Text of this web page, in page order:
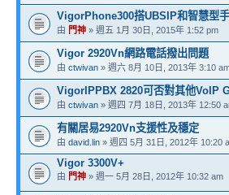
VigorPhone300搭UBSIP和智慧型
由 門神 » 週五 1月 30日, 2015年 1:52 pm
Vigor 2920Vn網路電話撥出問題
由 ctwivan » 週六 8月 10日, 2013年 3:10
VigorIPPBX 2820可否對其他VoIP
由 ctwivan » 週四 7月 18日, 2013年 12:50
有關居易2920Vn支援性及穩定
由 david.lin » 週四 5月 31日, 2012年 10:20
Vigor 3300V+
由 門神 » 週一 5月 28日, 2012年 10:32 am